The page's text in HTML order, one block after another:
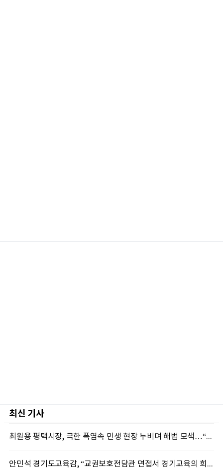
최신 기사
최원용 평택시장, 극한 폭염속 민생 현장 누비며 해법 모색…“현장에 답 있다”
안민석 경기도교육감, “교권보호전담관 면접서 경기교육의 희망 봤다”